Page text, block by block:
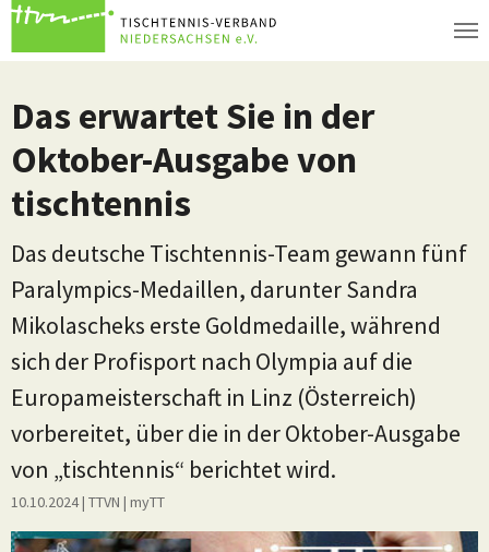
Zum Hauptinhalt springen
Das erwartet Sie in der
Oktober-Ausgabe von
tischtennis
Das deutsche Tischtennis-Team gewann fünf
Paralympics-Medaillen, darunter Sandra
Mikolascheks erste Goldmedaille, während
sich der Profisport nach Olympia auf die
Europameisterschaft in Linz (Österreich)
vorbereitet, über die in der Oktober-Ausgabe
von „tischtennis“ berichtet wird.
10.10.2024| TTVN | myTT